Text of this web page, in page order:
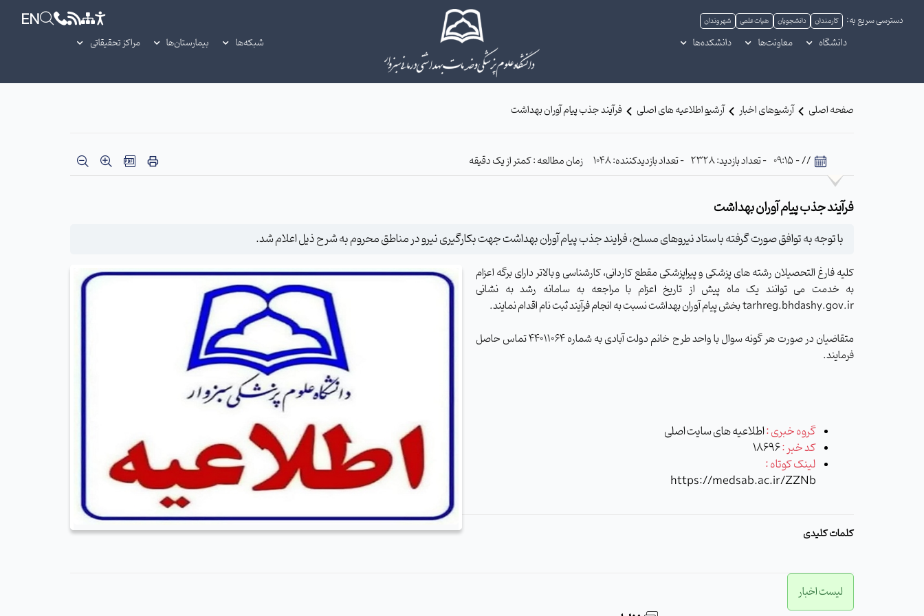
دسترسی سریع به: کارمندان دانشجویان هیات علمی شهروندان EN
دانشگاه معاونت‌ها دانشکده‌ها شبکه‌ها بیمارستان‌ها مراکز تحقیقاتی
صفحه اصلی آرشیوهای اخبار آرشیو اطلاعیه های اصلی فرآیند جذب پیام آوران بهداشت
// - 09:15 - تعداد بازدید: 2328 - تعداد بازدیدکننده: 1048 زمان مطالعه : کمتر از یک دقیقه
فرآیند جذب پیام آوران بهداشت
با توجه به توافق صورت گرفته با ستاد نیروهای مسلح، فرایند جذب پیام آوران بهداشت جهت بکارگیری نیرو در مناطق محروم به شرح ذیل اعلام شد.
کلیه فارغ التحصیلان رشته های پزشکی و پیراپزشکی مقطع کاردانی، کارشناسی و بالاتر دارای برگه اعزام
به خدمت می توانند یک ماه پیش از تاریخ اعزام با مراجعه به سامانه رشد به نشانی
tarhreg.bhdashy.gov.ir بخش پیام آوران بهداشت نسبت به انجام فرآیند ثبت نام اقدام نمایند.
متقاضیان در صورت هر گونه سوال با واحد طرح خانم دولت آبادی به شماره 44011064 تماس حاصل
فرمایند.
گروه خبری :اطلاعیه های سایت اصلی
کد خبر :18696
لینک کوتاه :
https://medsab.ac.ir/ZZNb
کلمات کلیدی
لیست اخبار